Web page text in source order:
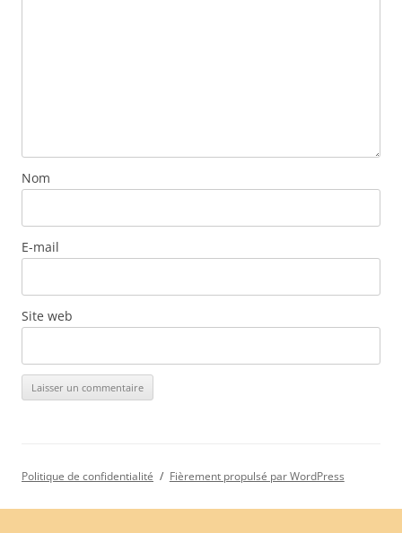
Nom
E-mail
Site web
Politique de confidentialité Fièrement propulsé par WordPress